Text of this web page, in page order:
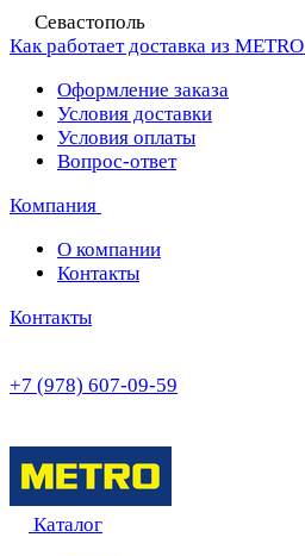
Севастополь
Как работает доставка из METRO
Оформление заказа
Условия доставки
Условия оплаты
Вопрос-ответ
Компания
О компании
Контакты
Контакты
+7 (978) 607-09-59
Каталог